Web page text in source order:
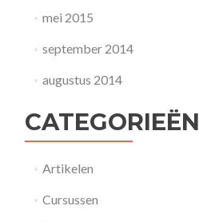
mei 2015
september 2014
augustus 2014
CATEGORIEËN
Artikelen
Cursussen